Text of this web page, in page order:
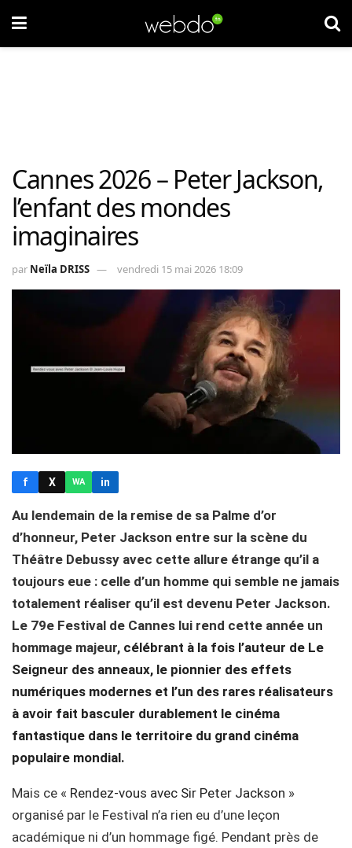
Cannes 2026 – Peter Jackson,
l’enfant des mondes
imaginaires
par Neïla DRISS vendredi 15 mai 2026 18:09
f X WA in
Au lendemain de la remise de sa Palme d’or
d’honneur, Peter Jackson entre sur la scène du
Théâtre Debussy avec cette allure étrange qu’il a
toujours eue : celle d’un homme qui semble ne jamais
totalement réaliser qu’il est devenu Peter Jackson.
Le 79e Festival de Cannes lui rend cette année un
hommage majeur, célébrant à la fois l’auteur de Le
Seigneur des anneaux, le pionnier des effets
numériques modernes et l’un des rares réalisateurs
à avoir fait basculer durablement le cinéma
fantastique dans le territoire du grand cinéma
populaire mondial.
Mais ce « Rendez-vous avec Sir Peter Jackson »
organisé par le Festival n’a rien eu d’une leçon
académique ni d’un hommage figé. Pendant près de